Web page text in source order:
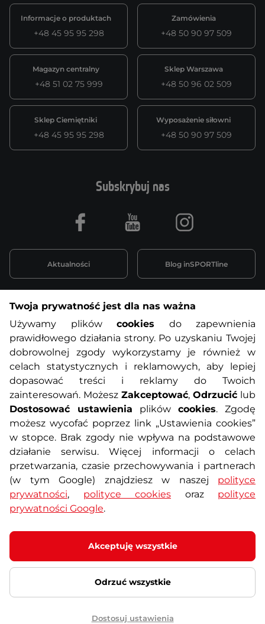
Informacje o produktach
+48 45 95 95 298
Zamówienia
+48 50 90 97 509
Magazyn centralny
+48 51 02 75 999
Sklep Warszawa
+48 50 96 02 509
Sklep Ciemiętniki
+48 45 95 95 298
Wyposażenie siłowni
+48 50 90 97 509
Informacje o zakupach
O nas Regulamin sklepu
Polityka prywatności Koszty przesyłek
Metody płatności Program lojalnościowy
Usługi dodatkowe Reklamacje i serwis
Formularz kontaktowy Wyposażenie siłowni
Subskrybuj nas
Aktualności Blog inSPORTline
Facebook Youtube Instagram
Twoja prywatność jest dla nas ważna
Używamy plików cookies do zapewnienia
prawidłowego działania strony. Po uzyskaniu Twojej
dobrowolnej zgody wykorzystamy je również w
celach statystycznych i reklamowych, aby lepiej
dopasować treści i reklamy do Twoich
zainteresowań. Możesz Zakceptować, Odrzucić lub
Dostosować ustawienia plików cookies. Zgodę
możesz wycofać poprzez link „Ustawienia cookies”
w stopce. Brak zgody nie wpływa na podstawowe
działanie serwisu. Więcej informacji o celach
przetwarzania, czasie przechowywania i partnerach
(w tym Google) znajdziesz w naszej polityce
prywatności, polityce cookies oraz polityce
prywatności Google.
Akceptuję wszystkie
Odrzuć wszystkie
Dostosuj ustawienia